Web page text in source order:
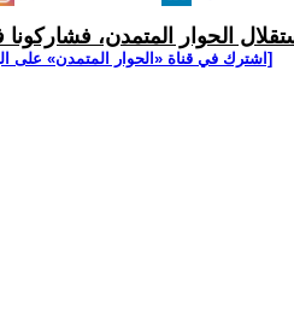
الحوار المتمدن،
[اشترك في قناة ‫«الحوار المتمدن» على